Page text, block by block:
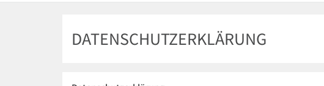
DATENSCHUTZERKLÄRUNG